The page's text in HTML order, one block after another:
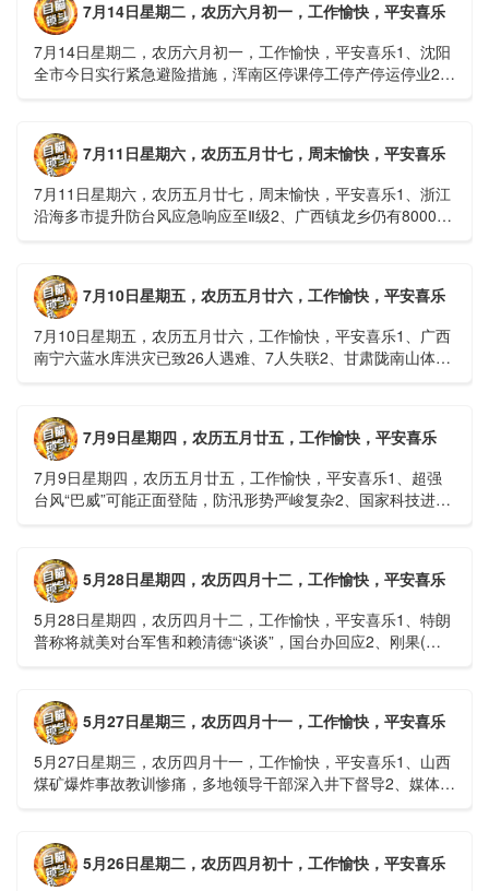
7月14日星期二，农历六月初一，工作愉快，平安喜乐
7月14日星期二，农历六月初一，工作愉快，平安喜乐1、沈阳
全市今日实行紧急避险措施，浑南区停课停工停产停运停业2、
7月11日星期六，农历五月廿七，周末愉快，平安喜乐
7月11日星期六，农历五月廿七，周末愉快，平安喜乐1、浙江
沿海多市提升防台风应急响应至Ⅱ级2、广西镇龙乡仍有8000多
7月10日星期五，农历五月廿六，工作愉快，平安喜乐
7月10日星期五，农历五月廿六，工作愉快，平安喜乐1、广西
南宁六蓝水库洪灾已致26人遇难、7人失联2、甘肃陇南山体滑
7月9日星期四，农历五月廿五，工作愉快，平安喜乐
7月9日星期四，农历五月廿五，工作愉快，平安喜乐1、超强
台风“巴威”可能正面登陆，防汛形势严峻复杂2、国家科技进步
5月28日星期四，农历四月十二，工作愉快，平安喜乐
5月28日星期四，农历四月十二，工作愉快，平安喜乐1、特朗
普称将就美对台军售和赖清德“谈谈”，国台办回应2、刚果(金)
5月27日星期三，农历四月十一，工作愉快，平安喜乐
5月27日星期三，农历四月十一，工作愉快，平安喜乐1、山西
煤矿爆炸事故教训惨痛，多地领导干部深入井下督导2、媒体：
5月26日星期二，农历四月初十，工作愉快，平安喜乐